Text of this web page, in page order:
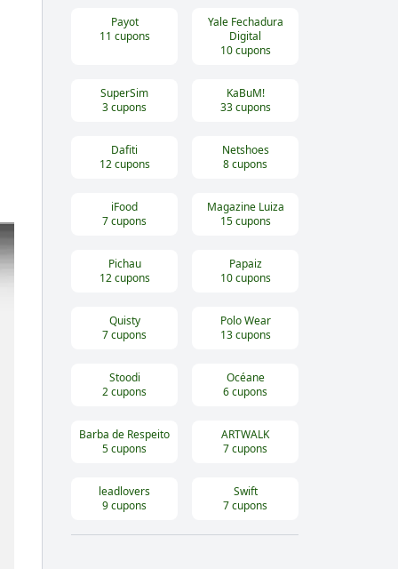
Payot
11 cupons
Yale Fechadura
Digital
10cupons
SuperSim
3cupons
KaBuM!
33cupons
Dafiti
12cupons
Netshoes
8cupons
iFood
7cupons
Magazine Luiza
15cupons
Pichau
12cupons
Papaiz
10cupons
Quisty
7cupons
Polo Wear
13cupons
Stoodi
2cupons
Océane
6cupons
Barba de Respeito
5cupons
ARTWALK
7cupons
leadlovers
9cupons
Swift
7cupons